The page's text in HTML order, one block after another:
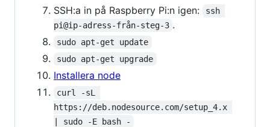
SSH:a in på Raspberry Pi:n igen:
ssh
pi@ip-adress-från-steg-3 .
sudo apt-get update
sudo apt-get upgrade
Installera node
curl -sL
https://deb.nodesource.com/setup_4.x
| sudo -E bash -